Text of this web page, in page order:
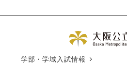
学部・学域入試情報